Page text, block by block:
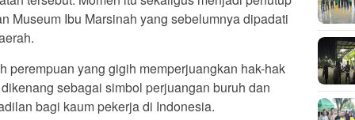
Museum Ibu Marsinah yang sebelumnya dipadati
perempuan yang gigih memperjuangkan hak-hak
sebagai simbol perjuangan buruh dan
bagi kaum pekerja di Indonesia.